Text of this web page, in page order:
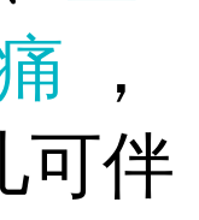
，
可伴